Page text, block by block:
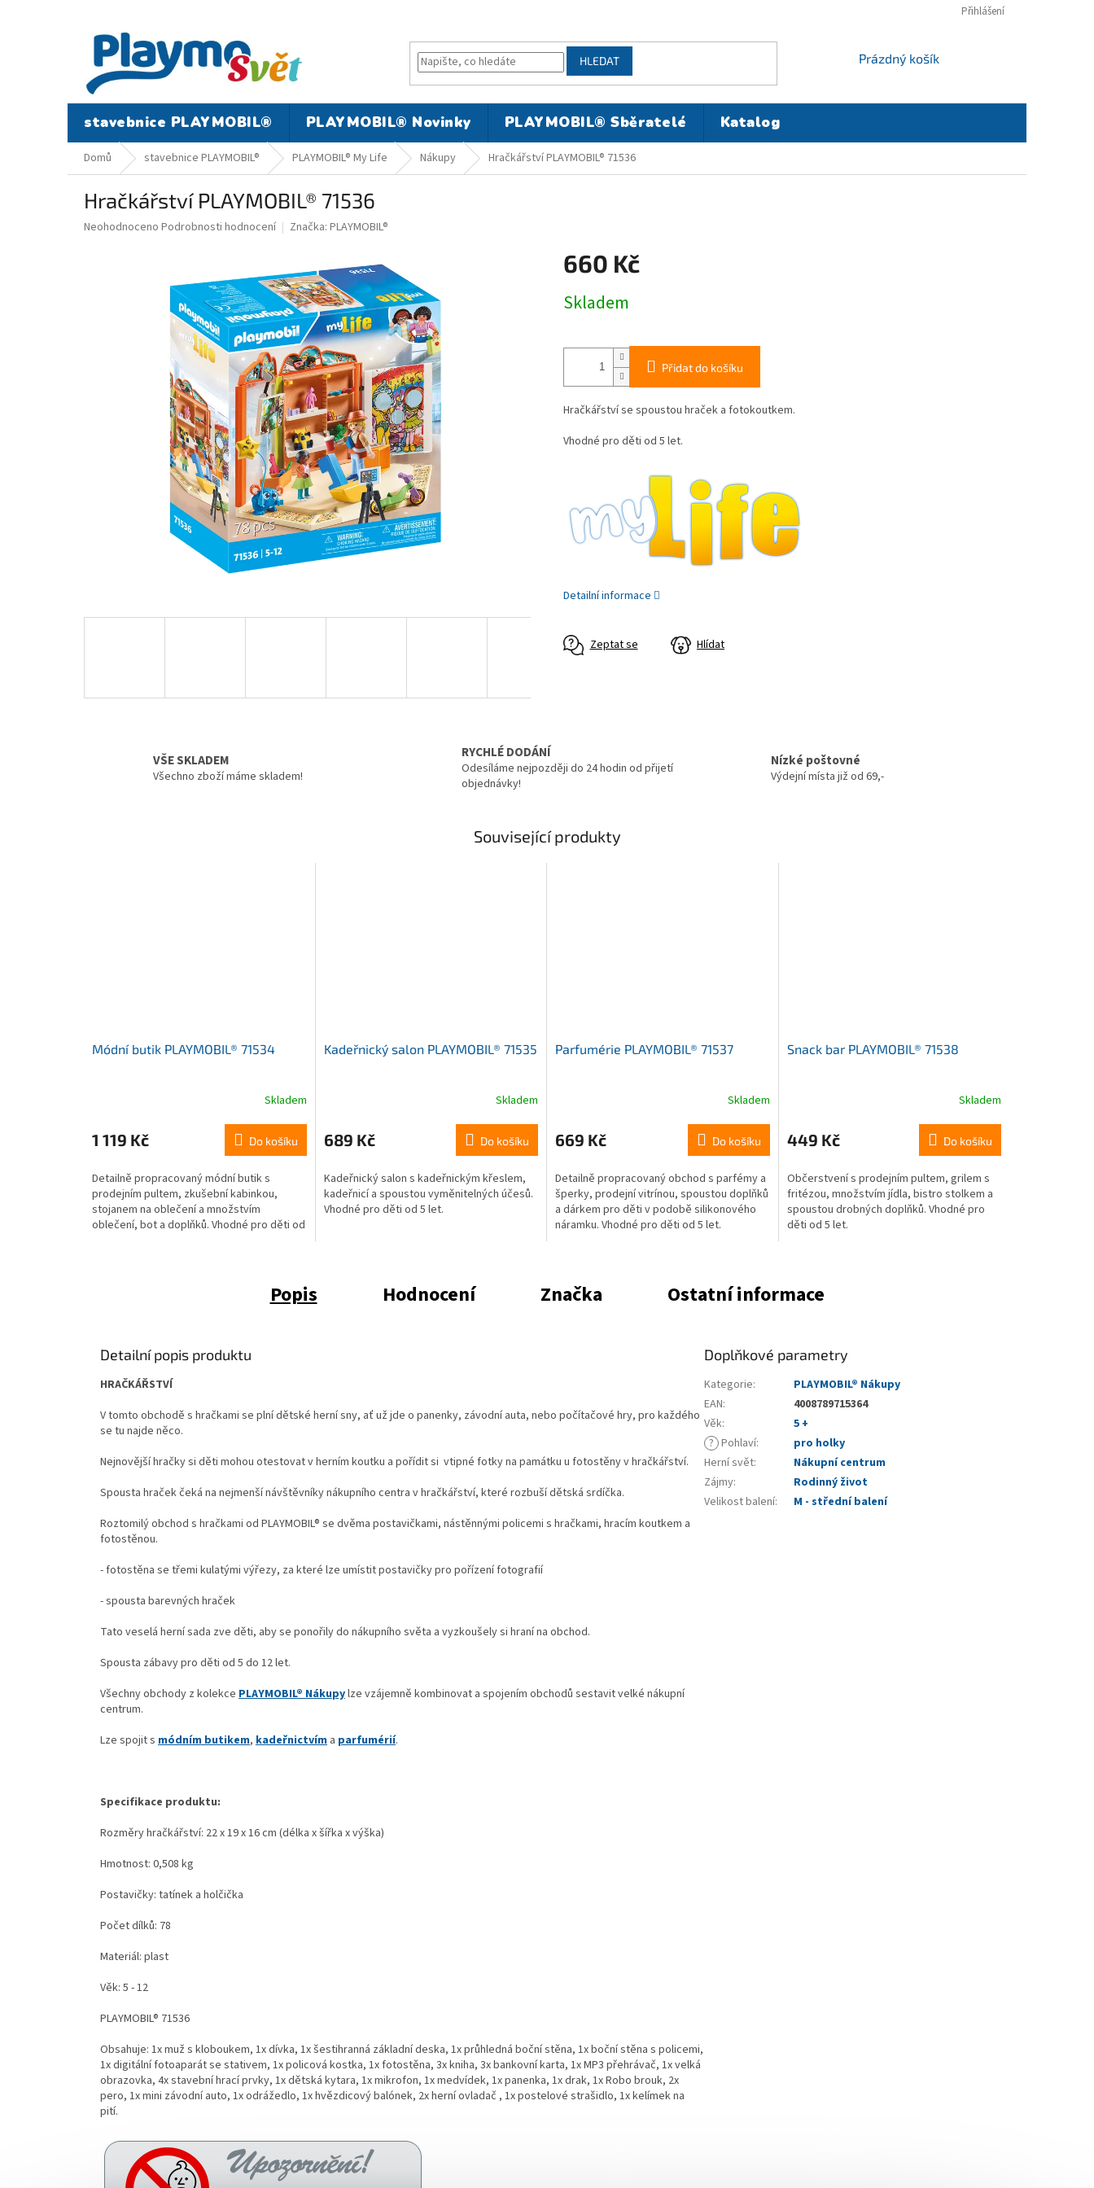
Přihlášení
HLEDAT
NÁKUPNÍ
Prázdný košík
stavebnice PLAYMOBIL® PLAYMOBIL® Novinky PLAYMOBIL® Sběratelé Katalog
Domů stavebnice PLAYMOBIL® PLAYMOBIL® My Life Nákupy Hračkářství PLAYMOBIL® 71536
Hračkářství PLAYMOBIL® 71536
Průměrné
Neohodnoceno Podrobnosti hodnocení Značka: PLAYMOBIL®
660 Kč
cena:
Skladem
Přidat do košíku
Hračkářství se spoustou hraček a fotokoutkem.
Vhodné pro děti od 5 let.
Detailní informace
Zeptat se Hlídat
VŠE SKLADEM
Všechno zboží máme skladem!
RYCHLÉ DODÁNÍ
Odesíláme nejpozději do 24 hodin od přijetí
objednávky!
Nízké poštovné
Výdejní místa již od 69,-
Související produkty
Módní butik PLAYMOBIL® 71534
Skladem
1 119 Kč Do košíku
Detailně propracovaný módní butik s
prodejním pultem, zkušební kabinkou,
stojanem na oblečení a množstvím
oblečení, bot a doplňků. Vhodné pro děti od
Kadeřnický salon PLAYMOBIL® 71535
Skladem
689 Kč Do košíku
Kadeřnický salon s kadeřnickým křeslem,
kadeřnicí a spoustou vyměnitelných účesů.
Vhodné pro děti od 5 let.
Parfumérie PLAYMOBIL® 71537
Skladem
669 Kč Do košíku
Detailně propracovaný obchod s parfémy a
šperky, prodejní vitrínou, spoustou doplňků
a dárkem pro děti v podobě silikonového
náramku. Vhodné pro děti od 5 let.
Snack bar PLAYMOBIL® 71538
Skladem
449 Kč Do košíku
Občerstvení s prodejním pultem, grilem s
fritézou, množstvím jídla, bistro stolkem a
spoustou drobných doplňků. Vhodné pro
děti od 5 let.
Popis Hodnocení Značka Ostatní informace
Detailní popis produktu
HRAČKÁŘSTVÍ
V tomto obchodě s hračkami se plní dětské herní sny, ať už jde o panenky, závodní auta, nebo počítačové hry, pro každého
se tu najde něco.
Nejnovější hračky si děti mohou otestovat v herním koutku a pořídit si vtipné fotky na památku u fotostěny v hračkářství.
Spousta hraček čeká na nejmenší návštěvníky nákupního centra v hračkářství, které rozbuší dětská srdíčka.
Roztomilý obchod s hračkami od PLAYMOBIL® se dvěma postavičkami, nástěnnými policemi s hračkami, hracím koutkem a
fotostěnou.
- fotostěna se třemi kulatými výřezy, za které lze umístit postavičky pro pořízení fotografií
- spousta barevných hraček
Tato veselá herní sada zve děti, aby se ponořily do nákupního světa a vyzkoušely si hraní na obchod.
Spousta zábavy pro děti od 5 do 12 let.
Všechny obchody z kolekce PLAYMOBIL® Nákupylze vzájemně kombinovat a spojením obchodů sestavit velké nákupní
centrum.
Lze spojit s módním butikem, kadeřnictvím a parfumérií.
Specifikace produktu:
Rozměry hračkářství: 22 x 19 x 16 cm (délka x šířka x výška)
Hmotnost: 0,508 kg
Postavičky: tatínek a holčička
Počet dílků: 78
Materiál: plast
Věk: 5 - 12
PLAYMOBIL® 71536
Obsahuje: 1x muž s kloboukem, 1x dívka, 1x šestihranná základní deska, 1x průhledná boční stěna, 1x boční stěna s policemi,
1x digitální fotoaparát se stativem, 1x policová kostka, 1x fotostěna, 3x kniha, 3x bankovní karta, 1x MP3 přehrávač, 1x velká
obrazovka, 4x stavební hrací prvky, 1x dětská kytara, 1x mikrofon, 1x medvídek, 1x panenka, 1x drak, 1x Robo brouk, 2x
pero, 1x mini závodní auto, 1x odrážedlo, 1x hvězdicový balónek, 2x herní ovladač , 1x postelové strašidlo, 1x kelímek na
pití.
Doplňkové parametry
Kategorie:
PLAYMOBIL® Nákupy
EAN:
4008789715364
Věk:
5 +
? Pohlaví:
pro holky
Herní svět:
Nákupní centrum
Zájmy:
Rodinný život
Velikost balení: M - střední balení